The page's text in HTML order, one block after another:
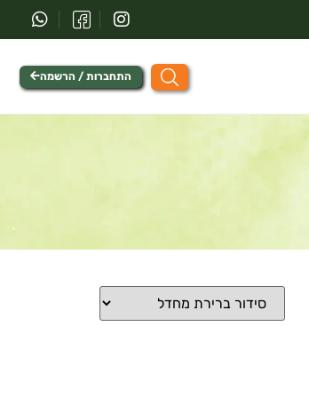
התחברות / הרשמה